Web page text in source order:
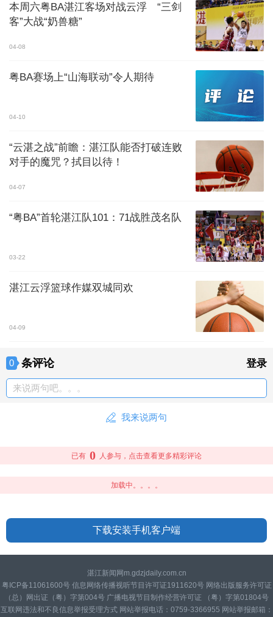
本周六粤BA湛江客场对战云浮 “三剑
客”大战“奶兽糖”
04-08
粤BA赛场上“山海联动”令人期待
04-10
“云湛之战”前瞻：湛江队能否打破连败
对手的魔咒？拭目以待！
04-07
“粤BA”首轮湛江队101：71战胜茂名队
03-22
湛江云浮篮球作媒双城同欢
04-09
0 条评论 登录
来说两句吧。。。
我来说两句
已有 0 人参与，点击查看更多精彩评论
加载中。。。。
下载安装手机客户端
湛江新闻网m.gdzjdaily.com.cn
粤ICP备11061600号 信息网络传播视听节目许可证1911620号 网络出版服务许可证
（总）网出证（粤）字第004号 广播电视节目制作经营许可证 （粤）字第01804号
互联网违法和不良信息举报受理方式 网站举报电话：0759-3366955 网站举报邮箱：